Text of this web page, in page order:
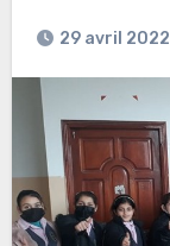
29 avril 2022